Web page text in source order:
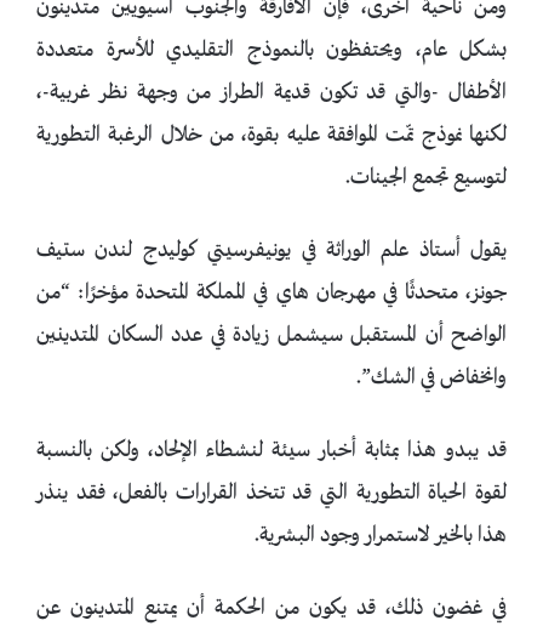
ومن ناحية أخرى، فإن الأفارقة والجنوب آسيويين متدينون
بشكل عام، ويحتفظون بالنموذج التقليدي للأسرة متعددة
الأطفال -والتي قد تكون قديمة الطراز من وجهة نظر غربية-،
لكنها نموذج تمّت الموافقة عليه بقوة، من خلال الرغبة التطورية
لتوسيع تجمع الجينات.
يقول أستاذ علم الوراثة في يونيفرسيتي كوليدج لندن ستيف
جونز، متحدثًا في مهرجان هاي في المملكة المتحدة مؤخرًا: “من
الواضح أن المستقبل سيشمل زيادة في عدد السكان المتدينين
وانخفاض في الشك”.
قد يبدو هذا بمثابة أخبار سيئة لنشطاء الإلحاد، ولكن بالنسبة
لقوة الحياة التطورية التي قد تتخذ القرارات بالفعل، فقد ينذر
هذا بالخير لاستمرار وجود البشرية.
في غضون ذلك، قد يكون من الحكمة أن يمتنع المتدينون عن